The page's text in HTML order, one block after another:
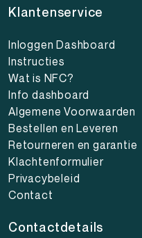
Klantenservice
Inloggen Dashboard
Instructies
Wat is NFC?
Info dashboard
Algemene Voorwaarden
Bestellen en Leveren
Retourneren en garantie
Klachtenformulier
Privacybeleid
Contact
Contactdetails